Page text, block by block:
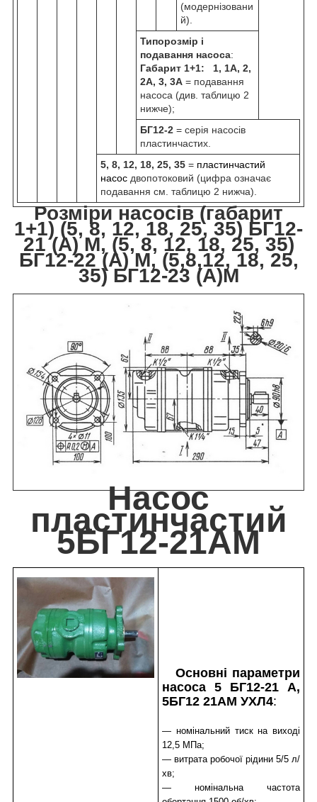
(модернізовани
й).
Типорозмір і
подавання насоса:
Габарит 1+1: 1, 1А, 2,
2А, 3, 3А = подавання
насоса (див. таблицю 2
нижче);
БГ12-2 = серія насосів
пластинчастих.
5, 8, 12, 18, 25, 35 = пластинчастий
насос двопотоковий (цифра означає
подавання см. таблицю 2 нижча).
Розміри насосів (габарит
1+1) (5, 8, 12, 18, 25, 35) БГ12-
21 (А) М, (5, 8, 12, 18, 25, 35)
БГ12-22 (А) М, (5,8,12, 18, 25,
35) БГ12-23 (А)М
Насос
пластинчастий
5БГ12-21АМ
Основні параметри
насоса 5 БГ12-21 А,
5БГ12 21АМ УХЛ4:
— номінальний тиск на виході
12,5 МПа;
— витрата робочої рідини 5/5 л/
хв;
— номінальна частота